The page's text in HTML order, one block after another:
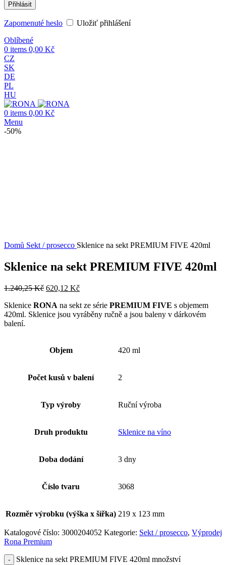
Přihlásit
Zapomenuté heslo
Uložiť přihlášení
Oblíbené
0 items 0,00 Kč
CZ
SK
DE
PL
HU
0 items 0,00 Kč
Menu
-50%
Domů Sekt / prosecco Sklenice na sekt PREMIUM FIVE 420ml
Sklenice na sekt PREMIUM FIVE 420ml
1.240,25Kč 620,12 Kč
Sklenice RONA na sekt ze série PREMIUM FIVE s objemem
420ml. Sklenice jsou vyráběny ručně a jsou baleny v dárkovém
balení.
Objem 420 ml
Počet kusů v balení 2
Typ výroby Ruční výroba
Druh produktu Sklenice na víno
Doba dodání 3 dny
Číslo tvaru 3068
Rozměr výrobku (výška x šířka) 219 x 123 mm
Katalogové číslo: 3000204052 Kategorie: Sekt / prosecco, Výprodej
Rona Premium
Sklenice na sekt PREMIUM FIVE 420ml množství